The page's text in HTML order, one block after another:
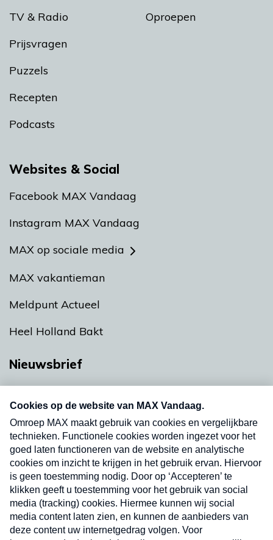
TV & Radio
Prijsvragen
Puzzels
Recepten
Podcasts
Oproepen
Websites & Social
Facebook MAX Vandaag
Instagram MAX Vandaag
MAX op sociale media
MAX vakantieman
Meldpunt Actueel
Heel Holland Bakt
Nieuwsbrief
nieuwsbrief. Elke vrijdag- en dinsdagochtend in
uw mailbox.
Verzend